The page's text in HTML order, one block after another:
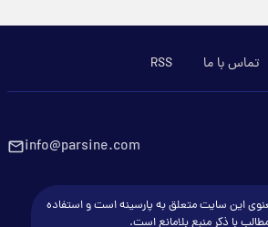
تماس با ما RSS
info@parsine.com
این سایت متعلق به پارسینه است و استفاده
با ذکر منبع بلامانع است.